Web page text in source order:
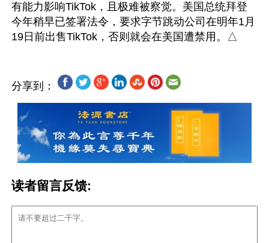
有能力影响TikTok，且极难被察觉。美国总统拜登
今年稍早已签署法令，要求字节跳动公司在明年1月
分享到：
读者留言反馈: